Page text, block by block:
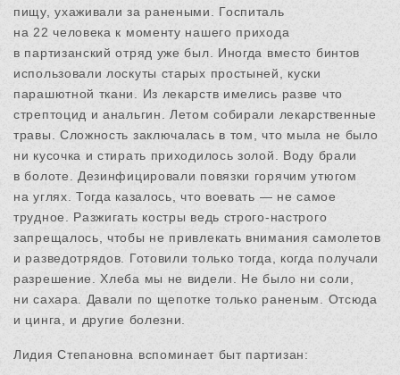
пищу, ухаживали за ранеными. Госпиталь
на 22 человека к моменту нашего прихода
в партизанский отряд уже был. Иногда вместо бинтов
использовали лоскуты старых простыней, куски
парашютной ткани. Из лекарств имелись разве что
стрептоцид и анальгин. Летом собирали лекарственные
травы. Сложность заключалась в том, что мыла не было
ни кусочка и стирать приходилось золой. Воду брали
в болоте. Дезинфицировали повязки горячим утюгом
на углях. Тогда казалось, что воевать — не самое
трудное. Разжигать костры ведь строго-настрого
запрещалось, чтобы не привлекать внимания самолетов
и разведотрядов. Готовили только тогда, когда получали
разрешение. Хлеба мы не видели. Не было ни соли,
ни сахара. Давали по щепотке только раненым. Отсюда
и цинга, и другие болезни.
Лидия Степановна вспоминает быт партизан: